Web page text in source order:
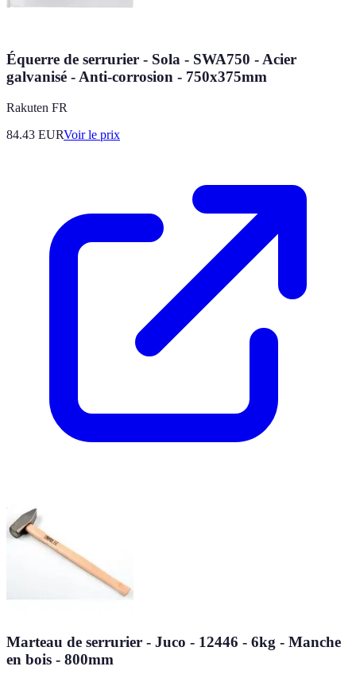
Équerre de serrurier - Sola - SWA750 - Acier
galvanisé - Anti-corrosion - 750x375mm
Rakuten FR
84.43 EURVoir le prix
Marteau de serrurier - Juco - 12446 - 6kg - Manche
en bois - 800mm